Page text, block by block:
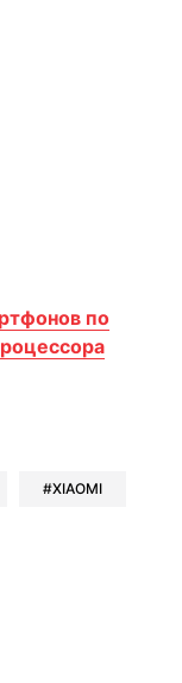
по
в Whatsapp
в Messenger
в LinkedIn
XIAOMI
news
в Viber
в LinkedIn